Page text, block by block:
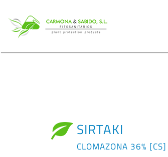
SIRTAKI
CLOMAZONA 36%